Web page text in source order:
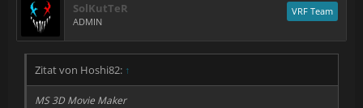
SolKutTeR
ADMIN
VRF Team
Zitat von Hoshi82: ↑
MS 3D Movie Maker